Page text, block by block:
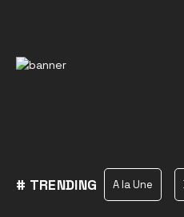
# TRENDING A la Une